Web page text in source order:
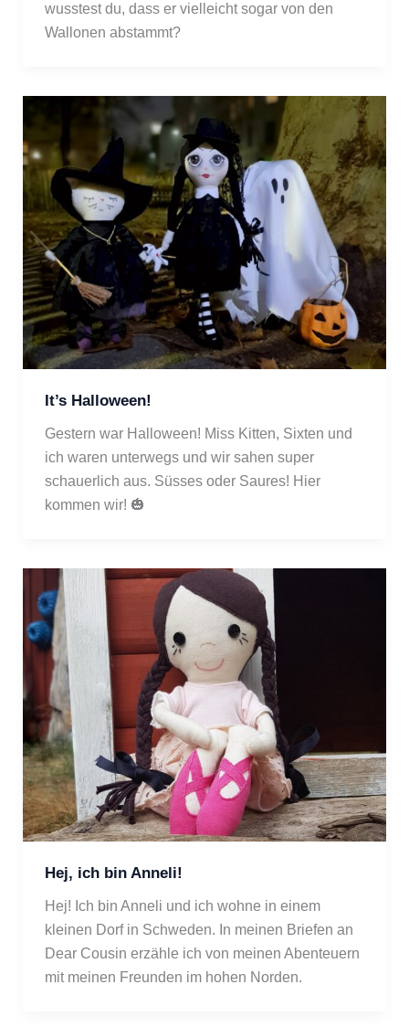
wusstest du, dass er vielleicht sogar von den
Wallonen abstammt?
It’s Halloween!
Gestern war Halloween! Miss Kitten, Sixten und
ich waren unterwegs und wir sahen super
schauerlich aus. Süsses oder Saures! Hier
kommen wir! 🎃
Hej, ich bin Anneli!
Hej! Ich bin Anneli und ich wohne in einem
kleinen Dorf in Schweden. In meinen Briefen an
Dear Cousin erzähle ich von meinen Abenteuern
mit meinen Freunden im hohen Norden.